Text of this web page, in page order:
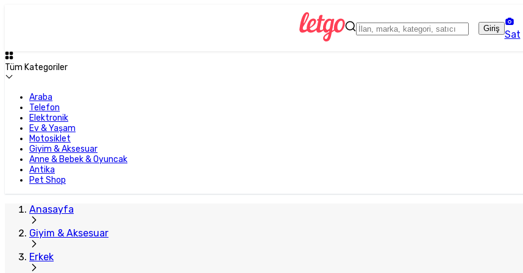
Giriş
Sat
Tüm Kategoriler
Araba
Telefon
Elektronik
Ev & Yaşam
Motosiklet
Giyim & Aksesuar
Anne & Bebek & Oyuncak
Antika
Pet Shop
Anasayfa
Giyim & Aksesuar
Erkek